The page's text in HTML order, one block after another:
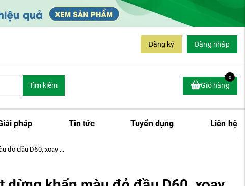
Đăng ký Đăng nhập
Tìm kiếm Giỏ hàng
0
pháp Tin tức Tuyển dụng Liên hệ
đỏ đầu D60, xoay ...